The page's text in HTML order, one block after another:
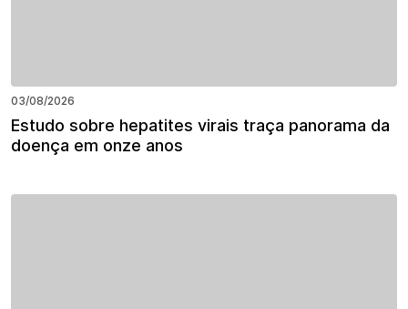
03/08/2026
Estudo sobre hepatites virais traça panorama da
doença em onze anos